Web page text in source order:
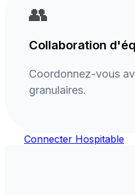
👥
Collaboration
Coordonnez-vous
granulaires.
Connecter Hospitable